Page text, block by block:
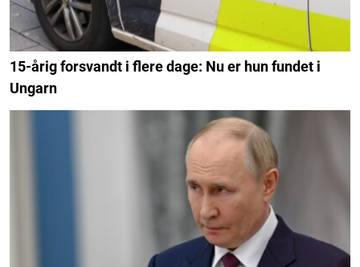
15-årig forsvandt i flere dage: Nu er hun fundet i
Ungarn